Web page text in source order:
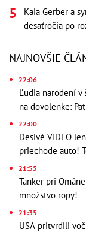
Kaia Gerber a
desaťročia po
NAJNOVŠIE
22:06
Ľudia narodení v
na dovolenke:
22:00
Desivé VIDEO
priechode auto!
21:55
Tanker pri
množstvo ropy!
21:35
USA pritvrdili